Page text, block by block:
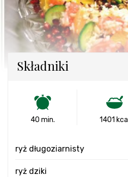
Składniki
40 min. 1401 kcal
ryż długoziarnisty
ryż dziki